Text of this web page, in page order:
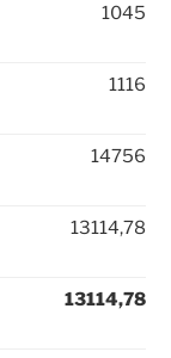
1045
1116
14756
13114,78
13114,78